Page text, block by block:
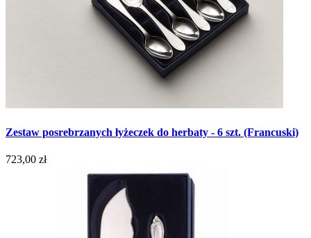
Zestaw posrebrzanych łyżeczek do herbaty - 6 szt. (Francuski)
723,00 zł